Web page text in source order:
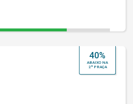
40%
ABAIXO NA
2ª PRAÇA